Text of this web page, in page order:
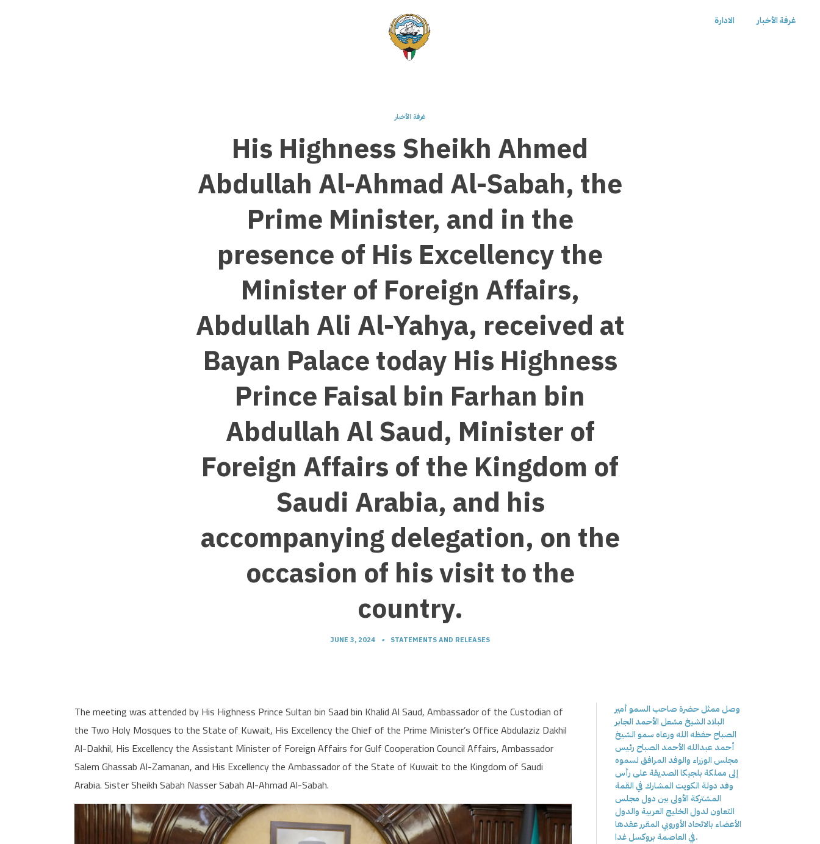
الادارة غرفة الأخبار
غرفة الأخبار
His Highness Sheikh Ahmed
Abdullah Al-Ahmad Al-Sabah, the
Prime Minister, and in the
presence of His Excellency the
Minister of Foreign Affairs,
Abdullah Ali Al-Yahya, received at
Bayan Palace today His Highness
Prince Faisal bin Farhan bin
Abdullah Al Saud, Minister of
Foreign Affairs of the Kingdom of
Saudi Arabia, and his
accompanying delegation, on the
occasion of his visit to the
country.
JUNE 3, 2024 • STATEMENTS AND RELEASES
The meeting was attended by His Highness Prince Sultan bin Saad bin Khalid Al Saud, Ambassador of the Custodian of
the Two Holy Mosques to the State of Kuwait, His Excellency the Chief of the Prime Minister’s Office Abdulaziz Dakhil
Al-Dakhil, His Excellency the Assistant Minister of Foreign Affairs for Gulf Cooperation Council Affairs, Ambassador
Salem Ghassab Al-Zamanan, and His Excellency the Ambassador of the State of Kuwait to the Kingdom of Saudi
Arabia. Sister Sheikh Sabah Nasser Sabah Al-Ahmad Al-Sabah.
وصل ممثل حضرة صاحب السمو أمير
البلاد الشيخ مشعل الأحمد الجابر
الصباح حفظه الله ورعاه سمو الشيخ
أحمد عبدالله الأحمد الصباح رئيس
مجلس الوزراء والوفد المرافق لسموه
إلى مملكة بلجيكا الصديقة على رأس
وفد دولة الكويت المشارك في القمة
المشتركة الأولى بين دول مجلس
التعاون لدول الخليج العربية والدول
الأعضاء بالاتحاد الأوروبي المقرر عقدها
في العاصمة بروكسل غدا.